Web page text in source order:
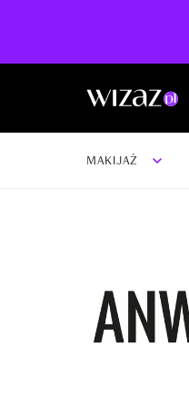
MAKIJAŻ